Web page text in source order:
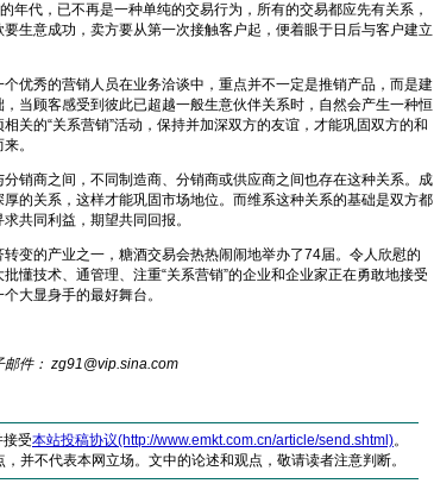
年代，已不再是一种单纯的交易行为，所有的交易都应先有关系，
生意成功，卖方要从第一次接触客户起，便着眼于日后与客户建立
秀的营销人员在业务洽谈中，重点并不一定是推销产品，而是建
当顾客感受到彼此已超越一般生意伙伴关系时，自然会产生一种恒
关的“关系营销”活动，保持并加深双方的友谊，才能巩固双方的和
而来。
商之间，不同制造商、分销商或供应商之间也存在这种关系。成
的关系，这样才能巩固市场地位。而维系这种关系的基础是双方都
求共同利益，期望共同回报。
的产业之一，糖酒交易会热热闹闹地举办了74届。令人欣慰的
懂技术、通管理、注重“关系营销”的企业和企业家正在勇敢地接受
个大显身手的最好舞台。
件： zg91@vip.sina.com
接受本站投稿协议(http://www.emkt.com.cn/article/send.shtml)。
并不代表本网立场。文中的论述和观点，敬请读者注意判断。